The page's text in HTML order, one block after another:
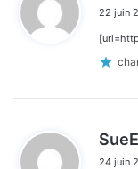
22 juin
24 juin